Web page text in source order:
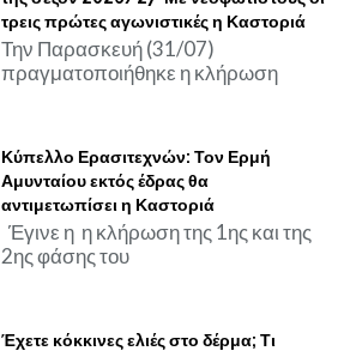
τρεις πρώτες αγωνιστικές η Καστοριά
Την Παρασκευή (31/07)
πραγματοποιήθηκε η κλήρωση
Κύπελλο Ερασιτεχνών: Τον Ερμή
Αμυνταίου εκτός έδρας θα
αντιμετωπίσει η Καστοριά
Έγινε η η κλήρωση της 1ης και της
2ης φάσης του
Έχετε κόκκινες ελιές στο δέρμα; Τι